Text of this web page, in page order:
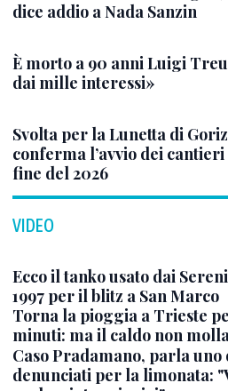
dice addio a Nada Sanzin
È morto a 90 anni Luigi
dai mille interessi»
Svolta per la Lunetta di
conferma l’avvio dei
fine del 2026
VIDEO
Ecco il tanko usato dai
1997 per il blitz a San Marco
Torna la pioggia a Trieste
minuti: ma il caldo non
Caso Pradamano, parla uno
denunciati per la limonata: